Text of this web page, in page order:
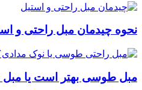
نحوه چیدمان مبل راحتی و
مبل طوسی بهتر است یا مبل